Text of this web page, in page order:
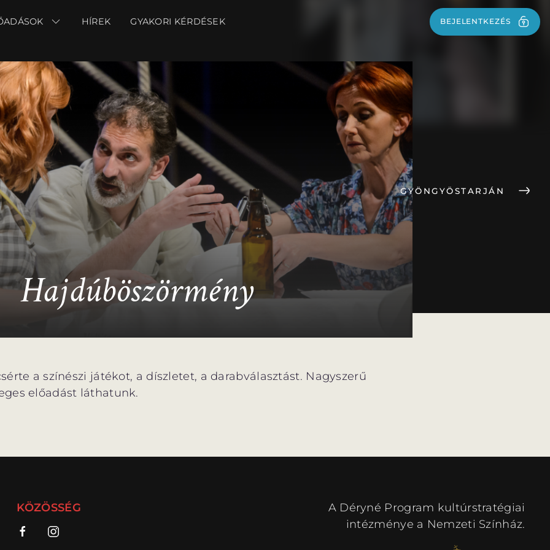
HÍREK GYAKORI KÉRDÉSEK BEJELENTKEZÉS
HÍREK GYAKORI KÉRDÉSEK BEJELENTKEZÉS
Hajdúböszörmény
GYÖNGYÖSTARJÁN
a színészi játékot, a díszletet, a darabválasztást. Nagyszerű
előadást láthatunk.
KÖZÖSSÉG
A Déryné Program kultúrstratégiai
intézménye a Nemzeti Színház.